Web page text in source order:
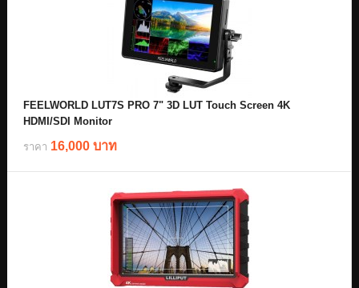
FEELWORLD LUT7S PRO 7" 3D LUT Touch Screen 4K
HDMI/SDI Monitor
ราคา 16,000 บาท